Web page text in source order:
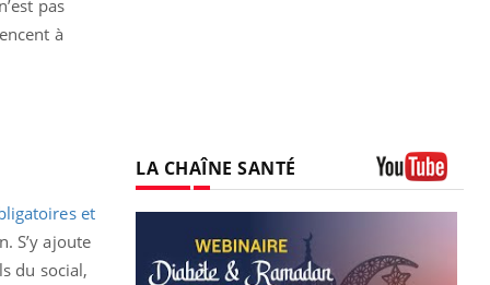
pas
à
et
S’y ajoute
du social,
LA CHAÎNE SANTÉ